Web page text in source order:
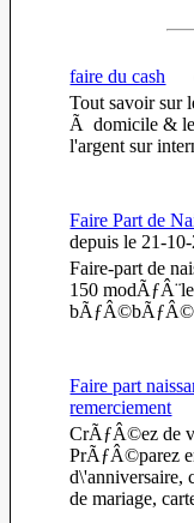
faire du cash
Tout savoir sur
Ã domicile &
l'argent sur
Faire Part de
depuis le 21-
Faire-part de
150
Faire part
remerciement
CrÃƒÂ©ez de
PrÃƒÂ©parez
d\'anniversaire,
de mariage,